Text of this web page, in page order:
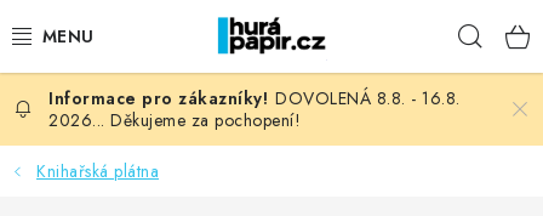
na
NOVINKY
HURÁ DÍLNA
DOVOLENÁ 8.8. - 16.8.
2026... Děkujeme za pochopení!
Knihařská plátna